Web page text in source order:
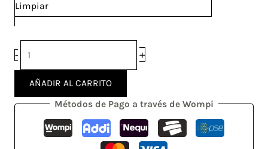
Limpiar
- +
AÑADIR AL CARRITO
Métodos de Pago a través de Wompi